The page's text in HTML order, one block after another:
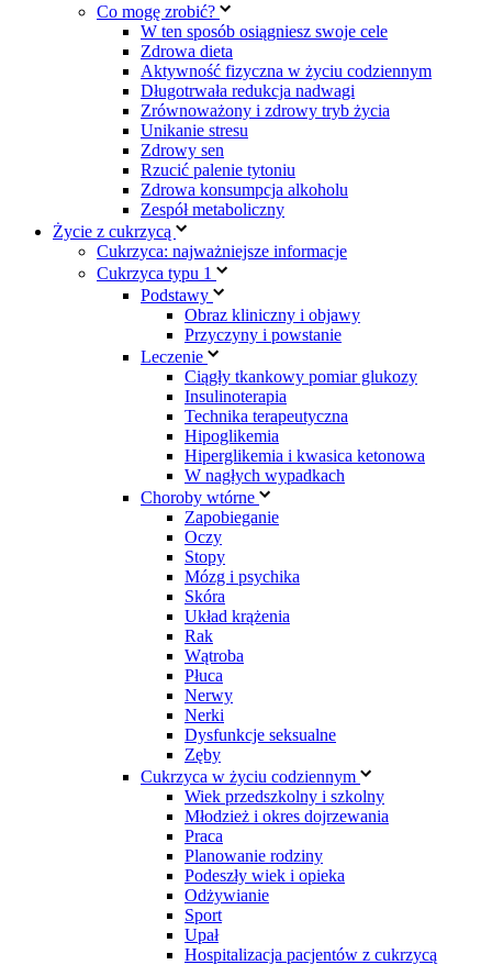
Co mogę zrobić?
W ten sposób osiągniesz swoje cele
Zdrowa dieta
Aktywność fizyczna w życiu codziennym
Długotrwała redukcja nadwagi
Zrównoważony i zdrowy tryb życia
Unikanie stresu
Zdrowy sen
Rzucić palenie tytoniu
Zdrowa konsumpcja alkoholu
Zespół metaboliczny
Życie z cukrzycą
Cukrzyca: najważniejsze informacje
Cukrzyca typu 1
Podstawy
Obraz kliniczny i objawy
Przyczyny i powstanie
Leczenie
Ciągły tkankowy pomiar glukozy
Insulinoterapia
Technika terapeutyczna
Hipoglikemia
Hiperglikemia i kwasica ketonowa
W nagłych wypadkach
Choroby wtórne
Zapobieganie
Oczy
Stopy
Mózg i psychika
Skóra
Układ krążenia
Rak
Wątroba
Płuca
Nerwy
Nerki
Dysfunkcje seksualne
Zęby
Cukrzyca w życiu codziennym
Wiek przedszkolny i szkolny
Młodzież i okres dojrzewania
Praca
Planowanie rodziny
Podeszły wiek i opieka
Odżywianie
Sport
Upał
Hospitalizacja pacjentów z cukrzycą